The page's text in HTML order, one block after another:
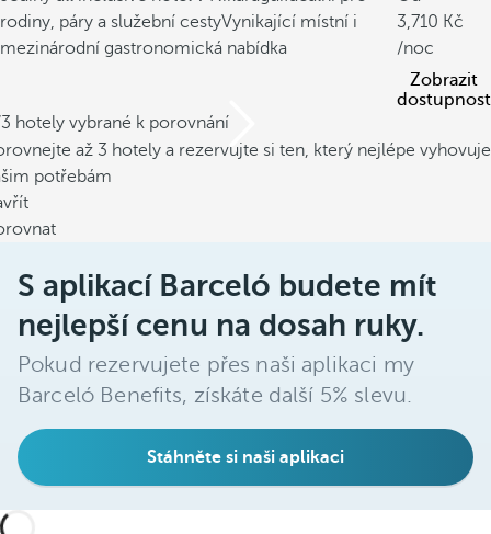
rodiny, páry a služební cestyVynikající místní i
mezinárodní gastronomická nabídka
3,710
/noc
Zobrazit
dostupnost
hotely vybrané k porovnání
až 3 hotely a rezervujte si ten, který nejlépe vyhovuje
potřebám
S aplikací Barceló budete mít
nejlepší cenu na dosah ruky.
Pokud rezervujete přes naši aplikaci my
Barceló Benefits, získáte další 5% slevu.
Stáhněte si naši aplikaci